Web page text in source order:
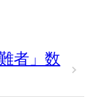
者」数